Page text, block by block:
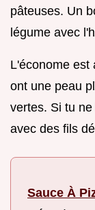
pâteuses. Un
légume avec
L'économe est
ont une peau
vertes. Si tu
avec des fils
Sauce À